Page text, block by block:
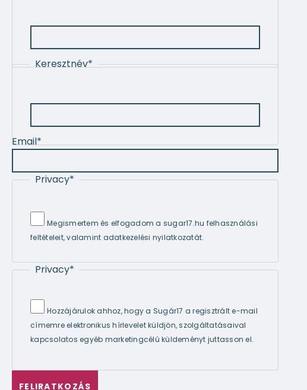
Keresztnév*
Email*
Privacy*
Megismertem és elfogadom a sugar17.hu felhasználási
feltételeit, valamint adatkezelési nyilatkozatát.
Privacy*
Hozzájárulok ahhoz, hogy a Sugár17 a regisztrált e-mail
címemre elektronikus hírlevelet küldjön, szolgáltatásaival
kapcsolatos egyéb marketingcélú küldeményt juttasson el.